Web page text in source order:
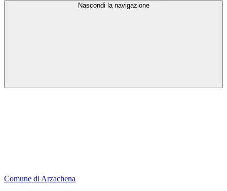
Nascondi la navigazione
Comune di Arzachena